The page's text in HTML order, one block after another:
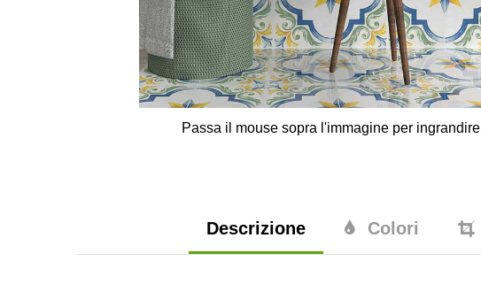
Passa il mouse sopra l'immagine per ingrandire
Descrizione Colori